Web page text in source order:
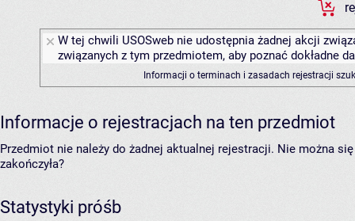
W tej chwili USOSweb nie udostępnia żadnej akcji
związanych z tym przedmiotem, aby poznać dokładne
Informacji o terminach i zasadach rejestracji
Informacje o rejestracjach na ten przedmiot
Przedmiot nie należy do żadnej aktualnej rejestracji. Nie można
zakończyła?
Statystyki próśb